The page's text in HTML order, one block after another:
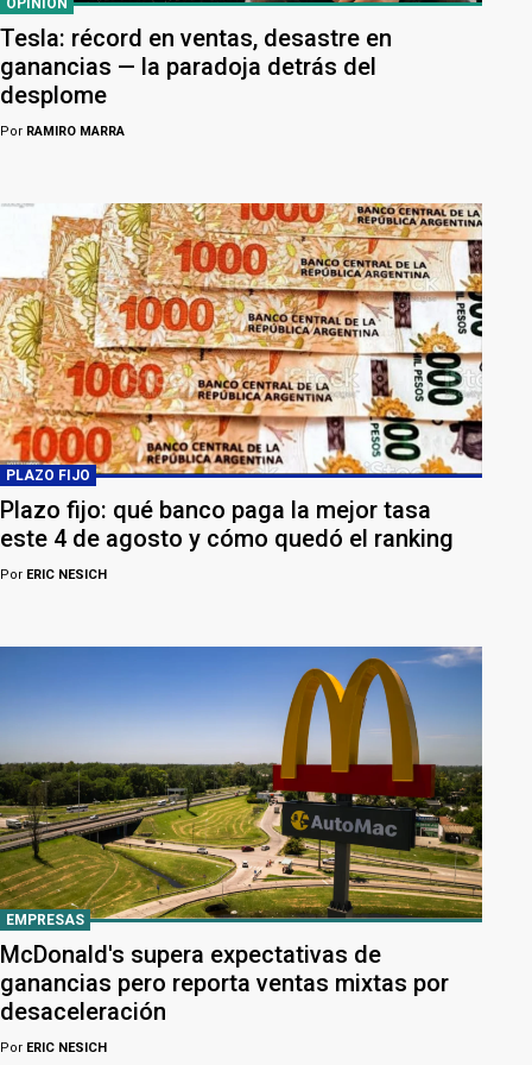
OPINIÓN
Tesla: récord en ventas, desastre en
ganancias — la paradoja detrás del
desplome
Por RAMIRO MARRA
PLAZO FIJO
Plazo fijo: qué banco paga la mejor tasa
este 4 de agosto y cómo quedó el ranking
Por ERIC NESICH
EMPRESAS
McDonald's supera expectativas de
ganancias pero reporta ventas mixtas por
desaceleración
Por ERIC NESICH